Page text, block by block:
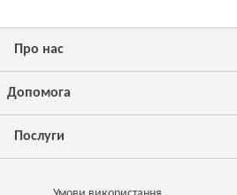
Про нас
Допомога
Послуги